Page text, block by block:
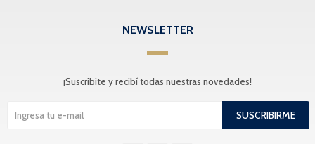
NEWSLETTER
¡Suscribite y recibí todas nuestras novedades!
SUSCRIBIRME